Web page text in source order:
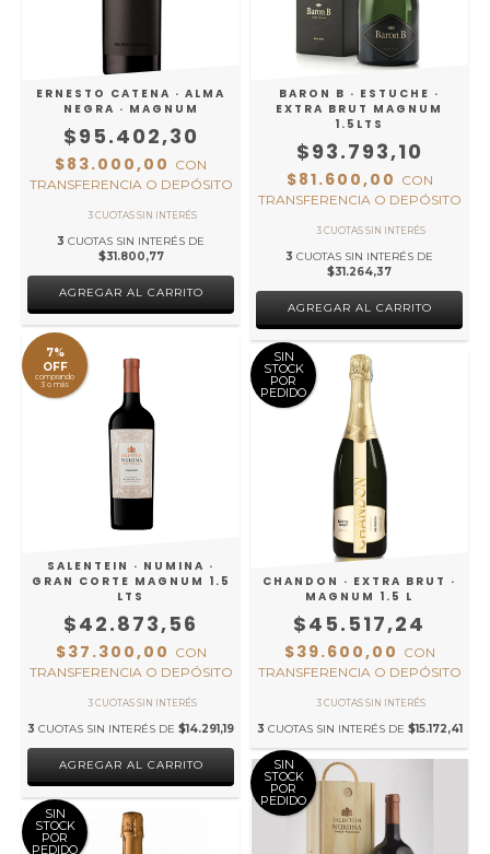
ERNESTO CATENA · ALMA
NEGRA · MAGNUM
$95.402,30
$83.000,00 CON
TRANSFERENCIA O DEPÓSITO
3 CUOTAS SIN INTERÉS DE
$31.800,77
BARON B · ESTUCHE ·
EXTRA BRUT MAGNUM
1.5LTS
$93.793,10
$81.600,00 CON
TRANSFERENCIA O DEPÓSITO
3 CUOTAS SIN INTERÉS DE
$31.264,37
7%
OFF
comprando
3 o más
SALENTEIN · NUMINA ·
GRAN CORTE MAGNUM 1.5
LTS
$42.873,56
$37.300,00 CON
TRANSFERENCIA O DEPÓSITO
3 CUOTAS SIN INTERÉS DE $14.291,19
SIN
STOCK
POR
PEDIDO
CHANDON · EXTRA BRUT ·
MAGNUM 1.5 L
$45.517,24
$39.600,00 CON
TRANSFERENCIA O DEPÓSITO
3 CUOTAS SIN INTERÉS DE $15.172,41
SIN
STOCK
POR
PEDIDO
SIN
STOCK
POR
PEDIDO